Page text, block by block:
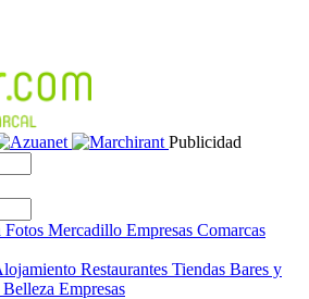
Publicidad
Fotos Mercadillo Empresas Comarcas
Restaurantes Tiendas Bares y
Belleza Empresas